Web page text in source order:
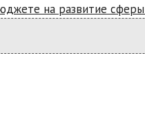
на развитие